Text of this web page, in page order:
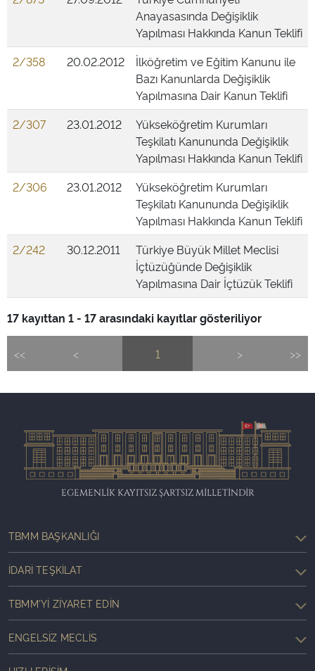
Anayasasında Değişiklik
Yapılması Hakkında Kanun Teklifi
2/358
20.02.2012
İlköğretim ve Eğitim Kanunu ile
Bazı Kanunlarda Değişiklik
Yapılmasına Dair Kanun Teklifi
2/307
23.01.2012
Yükseköğretim Kurumları
Teşkilatı Kanununda Değişiklik
Yapılması Hakkında Kanun Teklifi
2/306
23.01.2012
Yükseköğretim Kurumları
Teşkilatı Kanununda Değişiklik
Yapılması Hakkında Kanun Teklifi
2/242
30.12.2011
Türkiye Büyük Millet Meclisi
İçtüzüğünde Değişiklik
Yapılmasına Dair İçtüzük Teklifi
17 kayıttan 1 - 17 arasındaki kayıtlar gösteriliyor
<< < 1 > >>
EGEMENLİK KAYITSIZ ŞARTSIZ MİLLETİNDİR
TBMM BAŞKANLIĞI
İDARI TEŞKILAT
TBMM'YI ZIYARET EDIN
ENGELSIZ MECLIS